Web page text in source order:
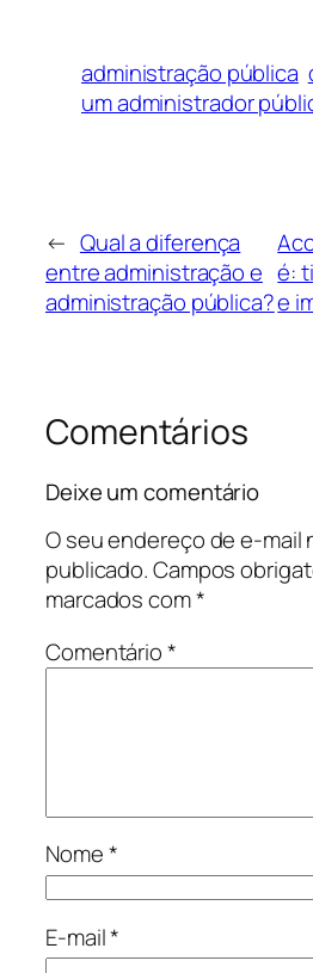
administração pública
um administrador
← Qual a diferença
entre administração e
administração pública?
é:
e
Comentários
Deixe um comentário
O seu endereço de e-mail
publicado.Campos
marcados com*
Comentário*
Nome*
E-mail*